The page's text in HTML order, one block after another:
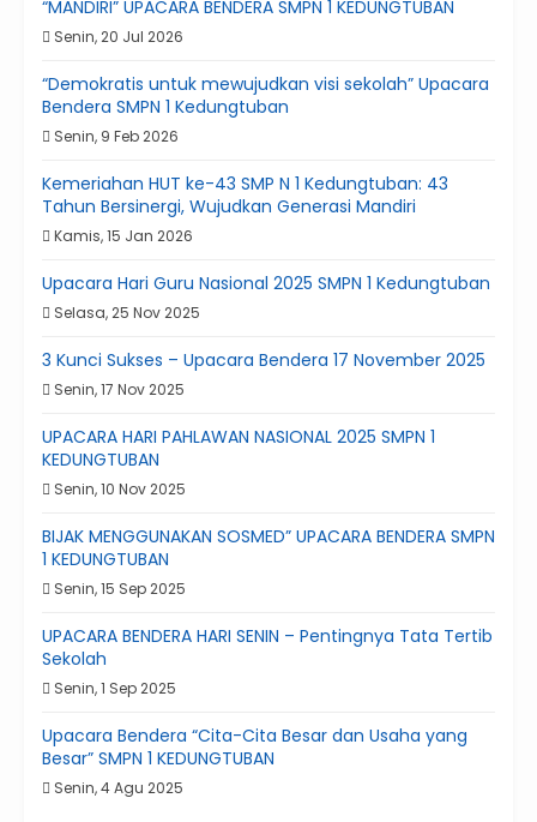
“MANDIRI” UPACARA BENDERA SMPN 1 KEDUNGTUBAN
Senin, 20 Jul 2026
“Demokratis untuk mewujudkan visi sekolah” Upacara
Bendera SMPN 1 Kedungtuban
Senin, 9 Feb 2026
Kemeriahan HUT ke-43 SMP N 1 Kedungtuban: 43
Tahun Bersinergi, Wujudkan Generasi Mandiri
Kamis, 15 Jan 2026
Upacara Hari Guru Nasional 2025 SMPN 1 Kedungtuban
Selasa, 25 Nov 2025
3 Kunci Sukses – Upacara Bendera 17 November 2025
Senin, 17 Nov 2025
UPACARA HARI PAHLAWAN NASIONAL 2025 SMPN 1
KEDUNGTUBAN
Senin, 10 Nov 2025
BIJAK MENGGUNAKAN SOSMED” UPACARA BENDERA SMPN
1 KEDUNGTUBAN
Senin, 15 Sep 2025
UPACARA BENDERA HARI SENIN – Pentingnya Tata Tertib
Sekolah
Senin, 1 Sep 2025
Upacara Bendera “Cita-Cita Besar dan Usaha yang
Besar” SMPN 1 KEDUNGTUBAN
Senin, 4 Agu 2025